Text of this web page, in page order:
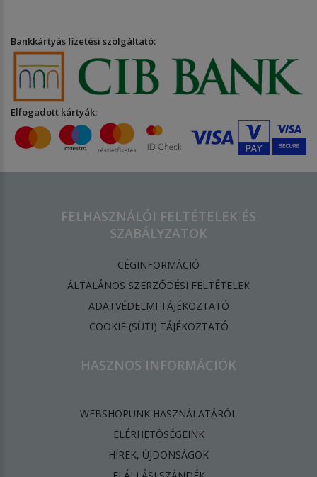
Bankkártyás fizetési szolgáltató:
Elfogadott kártyák:
FELHASZNÁLÓI FELTÉTELEK ÉS
SZABÁLYZATOK
CÉGINFORMÁCIÓ
ÁLTALÁNOS SZERZŐDÉSI FELTÉTELEK
ADATVÉDELMI TÁJÉKOZTATÓ
​COOKIE (SÜTI) TÁJÉKOZTATÓ
HASZNOS INFORMÁCIÓK
WEBSHOPUNK HASZNÁLATÁRÓL
ELÉRHETŐSÉGEINK
HÍREK, ÚJDONSÁGOK